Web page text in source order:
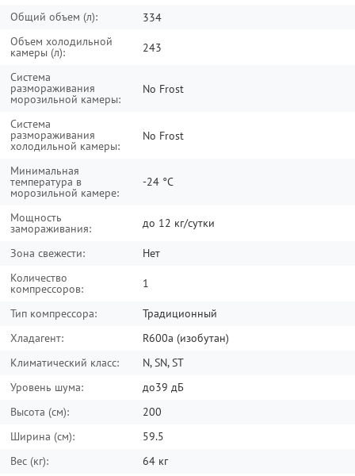
Общий объем (л):
334
Объем холодильной
камеры (л): 243
Система
размораживания
морозильной камеры:
No Frost
Система
размораживания
холодильной камеры:
No Frost
Минимальная
температура в
морозильной камере:
-24 °C
Мощность
замораживания: до 12 кг/cутки
Зона свежести:
Нет
Количество
компрессоров: 1
Тип компрессора:
Традиционный
Хладагент:
R600a (изобутан)
Климатический класс:
N, SN, ST
Уровень шума:
до39 дБ
Высота (см):
200
Ширина (см):
59.5
Вес (кг):
64 кг